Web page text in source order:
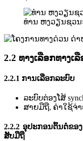
ທ່ານ ຫງວຽນ​ຊວນ​
2.2 ທາງເລືອກທາງເ
2.2.1 ການເລືອກລະບົບ
ລະບົບຕ່ອງໂສ້
ສາຍມືຖື, ຄ່າໃຊ້ຈ່
2.2.2 ອຸ​ປະ​ກອນ​ຕົ້ນ​ຕໍ​ຂອ
ສັບ​ມື​ຖື​